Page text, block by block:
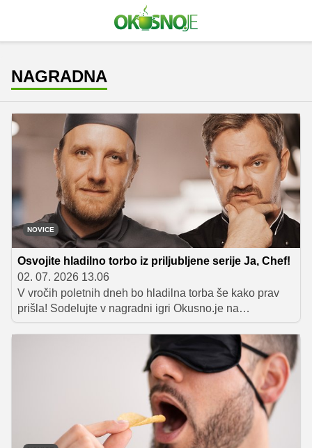
NAGRADNA
NOVICE
Osvojite hladilno torbo iz priljubljene serije Ja, Chef!
02. 07. 2026 13.06
V vročih poletnih dneh bo hladilna torba še kako prav
prišla! Sodelujte v nagradni igri Okusno.je na
Instagramu in TikToku ter se potegujte za hladilno torbo
in nalepke z motivi priljubljene serije Ja, Chef!.